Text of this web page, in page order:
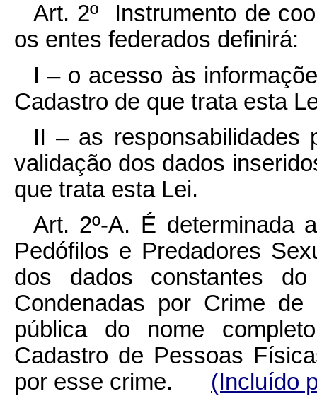
Art. 2º Instrumento de
os entes federados definirá:
I – o acesso às
Cadastro de que trata esta
II – as responsabilidades
validação dos dados
que trata esta Lei.
Art. 2º-A. É determinada
Pedófilos e Predadores
dos dados constantes
Condenadas por Crime
pública do nome
Cadastro de Pessoas
por esse crime. (Incluído